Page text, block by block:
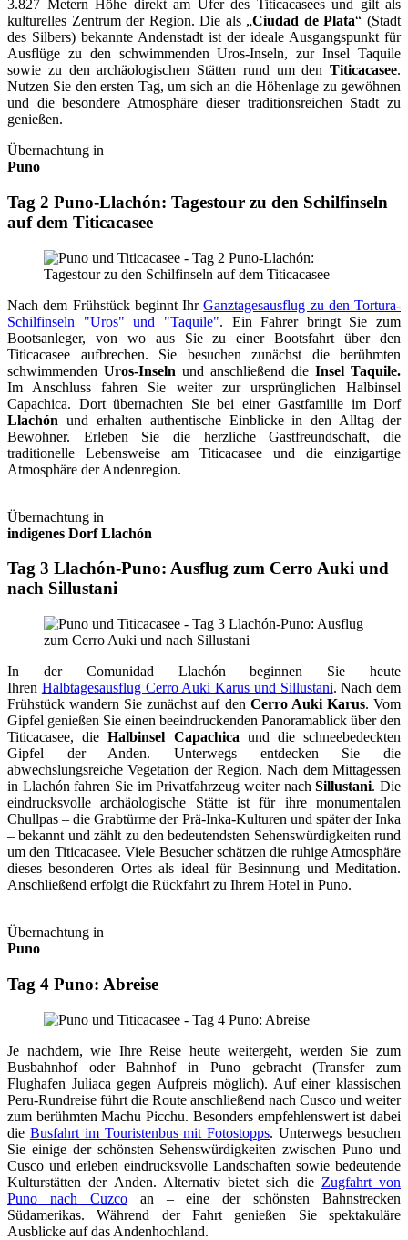
3.827 Metern Höhe direkt am Ufer des Titicacasees und gilt als
kulturelles Zentrum der Region. Die als „Ciudad de Plata“ (Stadt
des Silbers) bekannte Andenstadt ist der ideale Ausgangspunkt für
Ausflüge zu den schwimmenden Uros-Inseln, zur Insel Taquile
sowie zu den archäologischen Stätten rund um den Titicacasee.
Nutzen Sie den ersten Tag, um sich an die Höhenlage zu gewöhnen
und die besondere Atmosphäre dieser traditionsreichen Stadt zu
genießen.
Übernachtung in
Puno
Tag 2 Puno-Llachón: Tagestour zu den Schilfinseln
auf dem Titicacasee
Nach dem Frühstück beginnt IhrGanztagesausflug zu den Tortura-
Schilfinseln "Uros" und "Taquile". Ein Fahrer bringt Sie zum
Bootsanleger, von wo aus Sie zu einer Bootsfahrt über den
Titicacasee aufbrechen. Sie besuchen zunächst die berühmten
schwimmenden Uros-Inseln und anschließend die Insel Taquile.
Im Anschluss fahren Sie weiter zur ursprünglichen Halbinsel
Capachica. Dort übernachten Sie bei einer Gastfamilie im Dorf
Llachón und erhalten authentische Einblicke in den Alltag der
Bewohner. Erleben Sie die herzliche Gastfreundschaft, die
traditionelle Lebensweise am Titicacasee und die einzigartige
Atmosphäre der Andenregion.
Übernachtung in
indigenes Dorf Llachón
Tag 3 Llachón-Puno: Ausflug zum Cerro Auki und
nach Sillustani
In der Comunidad Llachón beginnen Sie heute
Ihren Halbtagesausflug Cerro Auki Karus und Sillustani. Nach dem
Frühstück wandern Sie zunächst auf den Cerro Auki Karus. Vom
Gipfel genießen Sie einen beeindruckenden Panoramablick über den
Titicacasee, die Halbinsel Capachica und die schneebedeckten
Gipfel der Anden. Unterwegs entdecken Sie die
abwechslungsreiche Vegetation der Region. Nach dem Mittagessen
in Llachón fahren Sie im Privatfahrzeug weiter nachSillustani. Die
eindrucksvolle archäologische Stätte ist für ihre monumentalen
Chullpas – die Grabtürme der Prä-Inka-Kulturen und später der Inka
– bekannt und zählt zu den bedeutendsten Sehenswürdigkeiten rund
um den Titicacasee. Viele Besucher schätzen die ruhige Atmosphäre
dieses besonderen Ortes als ideal für Besinnung und Meditation.
Anschließend erfolgt die Rückfahrt zu Ihrem Hotel in Puno.
Übernachtung in
Puno
Tag 4 Puno: Abreise
Je nachdem, wie Ihre Reise heute weitergeht, werden Sie zum
Busbahnhof oder Bahnhof in Puno gebracht (Transfer zum
Flughafen Juliaca gegen Aufpreis möglich). Auf einer klassischen
Peru-Rundreise führt die Route anschließend nach Cusco und weiter
zum berühmten Machu Picchu. Besonders empfehlenswert ist dabei
die Busfahrt im Touristenbus mit Fotostopps. Unterwegs besuchen
Sie einige der schönsten Sehenswürdigkeiten zwischen Puno und
Cusco und erleben eindrucksvolle Landschaften sowie bedeutende
Kulturstätten der Anden. Alternativ bietet sich die Zugfahrt von
Puno nach Cuzcoan – eine der schönsten Bahnstrecken
Südamerikas. Während der Fahrt genießen Sie spektakuläre
Ausblicke auf das Andenhochland.